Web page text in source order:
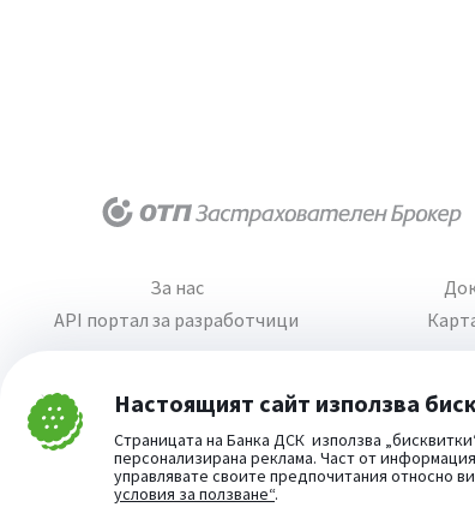
Затвори Настоящият сайт използва
Страницата на Банка ДСК използва
персонализирана реклама. Част от
управлявате своите предпочитания относно
условия за ползване“.
За нас
API портал за разработчици
Cookie consent change